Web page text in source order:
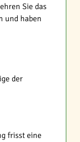
Sie das
und haben
der
frisst eine